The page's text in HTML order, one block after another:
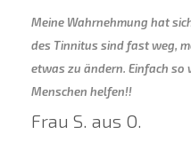
Meine Wahrnehmung hat
des Tinnitus sind fast weg,
etwas zu ändern. Einfach so
Menschen helfen!!
Frau S. aus O.